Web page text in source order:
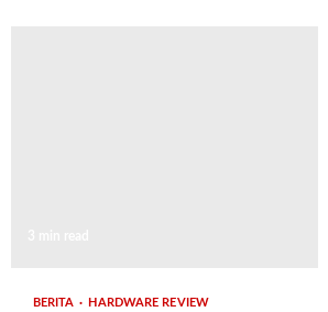
BERITA HARDWARE REVIEW